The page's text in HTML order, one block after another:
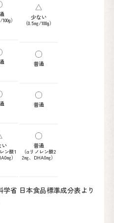
）
い
ン酸1
㎎）
少ない
（0.5㎎/100g）
普通
普通
普通
（αリノレン酸2
2㎎、DHA0㎎）
省 日本食品標準成分表より